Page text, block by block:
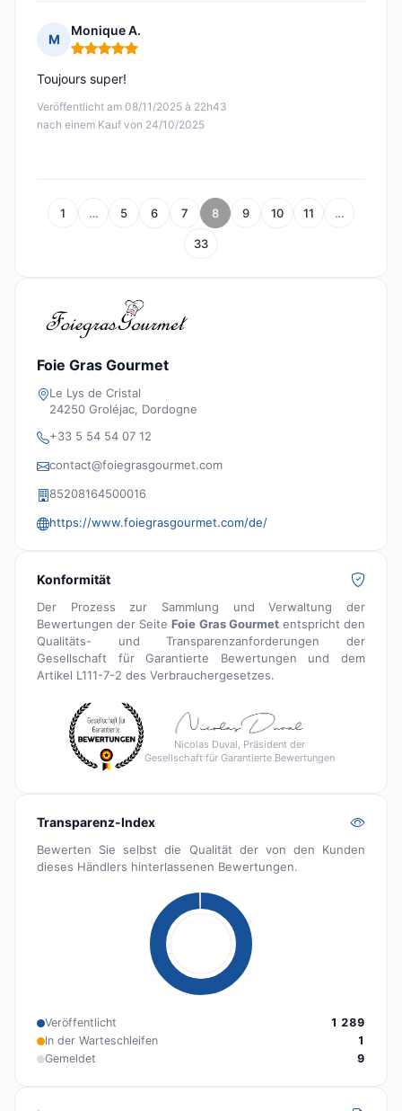
M
Monique A.
Hinweis: 5 von 5
Veröffentlicht am 08/11/2025 à 22h43
nach einem Kauf von 24/10/2025
Toujours super!
1 … 5 6 7 8 9 10 11 …
33
Foie Gras Gourmet
Le Lys de Cristal
24250 Groléjac, Dordogne
+33 5 54 54 07 12
contact@foiegrasgourmet.com
85208164500016
https://www.foiegrasgourmet.com/de/
Konformität
Der Prozess zur Sammlung und Verwaltung der
Bewertungen der SeiteFoie Gras Gourmetentspricht den
Qualitäts- und Transparenzanforderungen der
Gesellschaft für Garantierte Bewertungen und dem
Artikel L111-7-2 des Verbrauchergesetzes.
Nicolas Duval, Präsident der
Gesellschaft für Garantierte Bewertungen
Transparenz-Index
Bewerten Sie selbst die Qualität der von den Kunden
dieses Händlers hinterlassenen Bewertungen.
Veröffentlicht
1 289
In der Warteschleifen
1
Gemeldet
9